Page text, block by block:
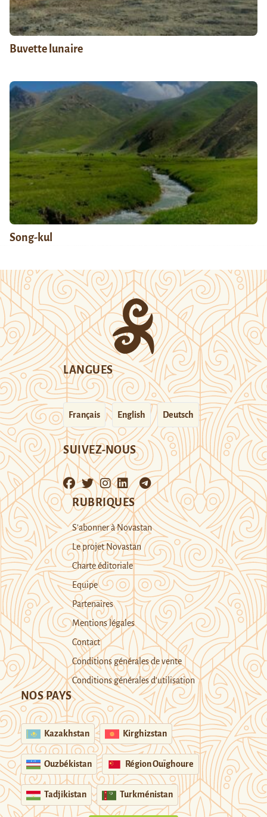
Buvette lunaire
Song-kul
LANGUES
Français English Deutsch
SUIVEZ-NOUS
RUBRIQUES
S’abonner à Novastan
Le projet Novastan
Charte éditoriale
Equipe
Partenaires
Mentions légales
Contact
Conditions générales de vente
Conditions générales d’utilisation
NOS PAYS
Kazakhstan Kirghizstan
Ouzbékistan Région Ouïghoure
Tadjikistan Turkménistan